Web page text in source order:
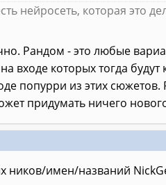
нейросеть, которая это
Рандом - это любые
входе которых тогда
попурри из этих
придумать ничего
ников/имен/названий